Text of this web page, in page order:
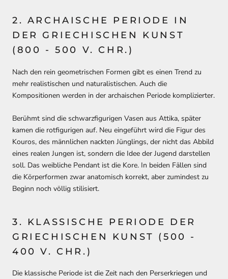
2. ARCHAISCHE PERIODE IN
DER GRIECHISCHEN KUNST
(800 - 500 V. CHR.)
Nach den rein geometrischen Formen gibt es einen Trend zu
mehr realistischen und naturalistischen. Auch die
Kompositionen werden in der archaischen Periode komplizierter.
Berühmt sind die schwarzfigurigen Vasen aus Attika, später
kamen die rotfigurigen auf. Neu eingeführt wird die Figur des
Kouros, des männlichen nackten Jünglings, der nicht das Abbild
eines realen Jungen ist, sondern die Idee der Jugend darstellen
soll. Das weibliche Pendant ist die Kore. In beiden Fällen sind
die Körperformen zwar anatomisch korrekt, aber zumindest zu
Beginn noch völlig stilisiert.
3. KLASSISCHE PERIODE DER
GRIECHISCHEN KUNST (500 -
400 V. CHR.)
Die klassische Periode ist die Zeit nach den Perserkriegen und